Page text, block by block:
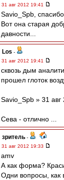
31 авг 2012 19:41
Savio_Spb,
Вот она старая
давности...
Los -
31 авг 2012 19:41
сквозь дым
прошел глоток
Savio_Spb » 31 авг
Сева - отлично ...
зpитель -
31 авг 2012 19:33
amv
А как форма?
Одни вопросы, как